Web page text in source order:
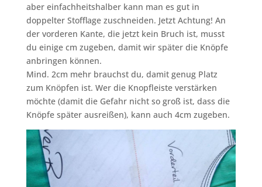
aber einfachheitshalber kann man es gut in
doppelter Stofflage zuschneiden. Jetzt Achtung! An
der vorderen Kante, die jetzt kein Bruch ist, musst
du einige cm zugeben, damit wir später die Knöpfe
anbringen können.
Mind. 2cm mehr brauchst du, damit genug Platz
zum Knöpfen ist. Wer die Knopfleiste verstärken
möchte (damit die Gefahr nicht so groß ist, dass die
Knöpfe später ausreißen), kann auch 4cm zugeben.